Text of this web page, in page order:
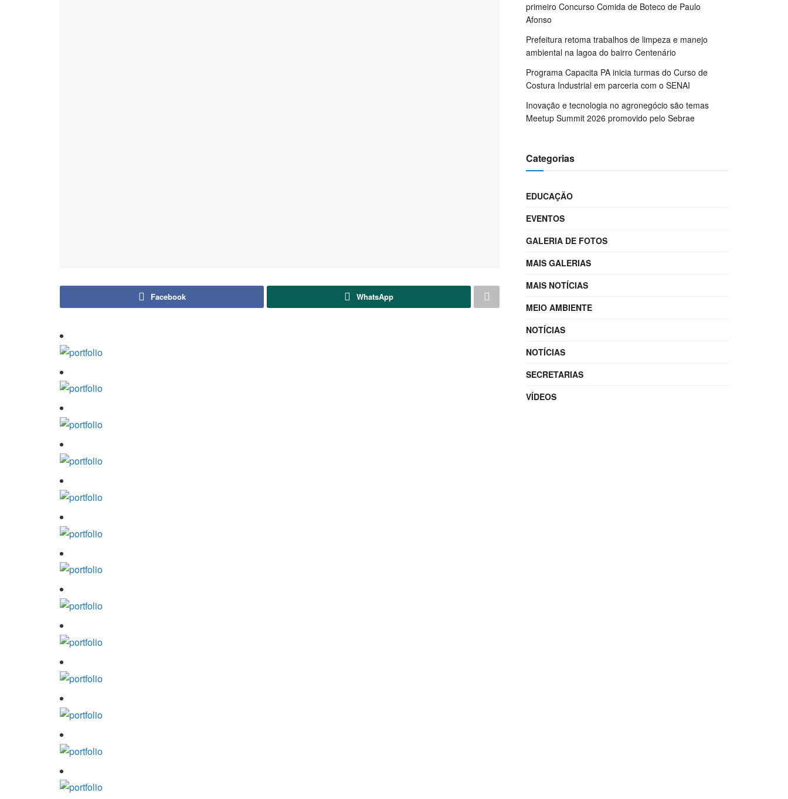
Facebook WhatsApp
primeiro Concurso Comida de Boteco de Paulo
Afonso
Prefeitura retoma trabalhos de limpeza e manejo
ambiental na lagoa do bairro Centenário
Programa Capacita PA inicia turmas do Curso de
Costura Industrial em parceria com o SENAI
Inovação e tecnologia no agronegócio são temas
Meetup Summit 2026 promovido pelo Sebrae
Categorias
EDUCAÇÃO
EVENTOS
GALERIA DE FOTOS
MAIS GALERIAS
MAIS NOTÍCIAS
MEIO AMBIENTE
NOTÍCIAS
NOTÍCIAS
SECRETARIAS
VÍDEOS